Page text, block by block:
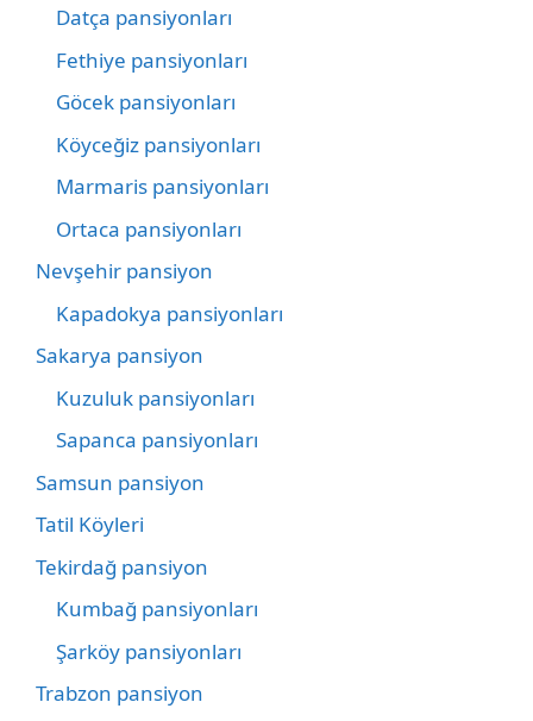
Datça pansiyonları
Fethiye pansiyonları
Göcek pansiyonları
Köyceğiz pansiyonları
Marmaris pansiyonları
Ortaca pansiyonları
Nevşehir pansiyon
Kapadokya pansiyonları
Sakarya pansiyon
Kuzuluk pansiyonları
Sapanca pansiyonları
Samsun pansiyon
Tatil Köyleri
Tekirdağ pansiyon
Kumbağ pansiyonları
Şarköy pansiyonları
Trabzon pansiyon